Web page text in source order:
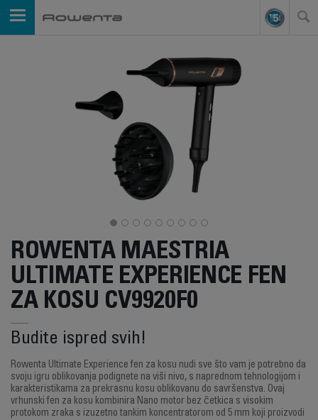
ROWENTA MAESTRIA
ULTIMATE EXPERIENCE FEN
ZA KOSU CV9920F0
Budite ispred svih!
Rowenta Ultimate Experience fen za kosu nudi sve što vam je potrebno da
svoju igru ​​oblikovanja podignete na viši nivo, s naprednom tehnologijom i
karakteristikama za prekrasnu kosu oblikovanu do savršenstva. Ovaj
vrhunski fen za kosu kombinira Nano motor bez četkica s visokim
protokom zraka s izuzetno tankim koncentratorom od 5 mm koji proizvodi